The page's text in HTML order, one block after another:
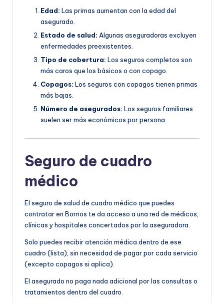
Edad: Las primas aumentan con la edad del
asegurado.
Estado de salud: Algunas aseguradoras excluyen
enfermedades preexistentes.
Tipo de cobertura: Los seguros completos son
más caros que los básicos o con copago.
Copagos: Los seguros con copagos tienen primas
más bajas.
Número de asegurados: Los seguros familiares
suelen ser más económicos por persona.
Seguro de cuadro
médico
El seguro de salud de cuadro médico que puedes
contratar en Bornos te da acceso a una red de médicos,
clínicas y hospitales concertados por la aseguradora.
Solo puedes recibir atención médica dentro de ese
cuadro (lista), sin necesidad de pagar por cada servicio
(excepto copagos si aplica).
El asegurado no paga nada adicional por las consultas o
tratamientos dentro del cuadro.